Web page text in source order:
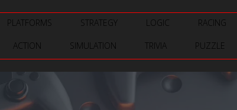
PLATFORMS STRATEGY LOGIC RACING
ACTION SIMULATION TRIVIA PUZZLE